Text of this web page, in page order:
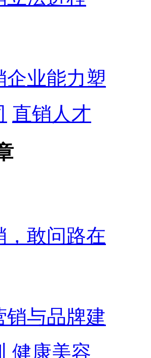
企业能力塑
直销人才
，敢问路在
销与品牌建
健康美容